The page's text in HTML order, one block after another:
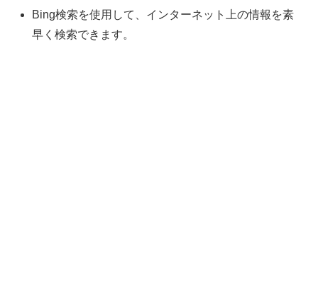
Bing検索を使用して、インターネット上の情報を素
早く検索できます。